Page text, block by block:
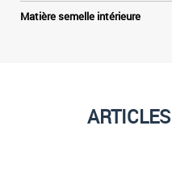
Matière semelle intérieure